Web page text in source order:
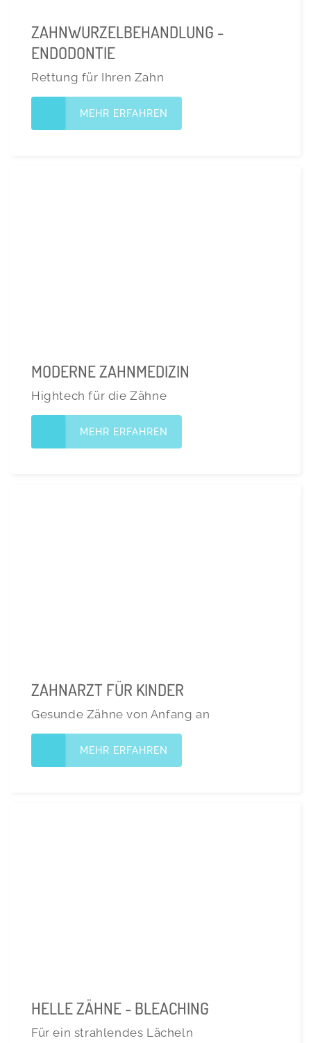
ZAHNWURZELBEHANDLUNG -
ENDODONTIE
Rettung für Ihren Zahn
MEHR ERFAHREN
MODERNE ZAHNMEDIZIN
Hightech für die Zähne
MEHR ERFAHREN
ZAHNARZT FÜR KINDER
Gesunde Zähne von Anfang an
MEHR ERFAHREN
HELLE ZÄHNE - BLEACHING
Für ein strahlendes Lächeln